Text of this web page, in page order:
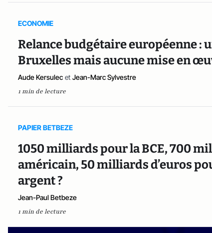
ECONOMIE
Relance budgétaire européenne :
Bruxelles mais aucune mise en
Aude Kersulec et Jean-Marc Sylvestre
1 min de lecture
PAPIER BETBEZE
1050 milliards pour la BCE, 700
américain, 50 milliards d’euros
argent ?
Jean-Paul Betbeze
1 min de lecture